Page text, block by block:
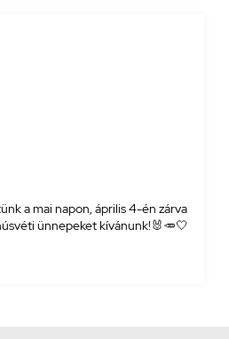
a mai napon, április 4-én zárva
ünnepeket kívánunk!🐰🥕🤍